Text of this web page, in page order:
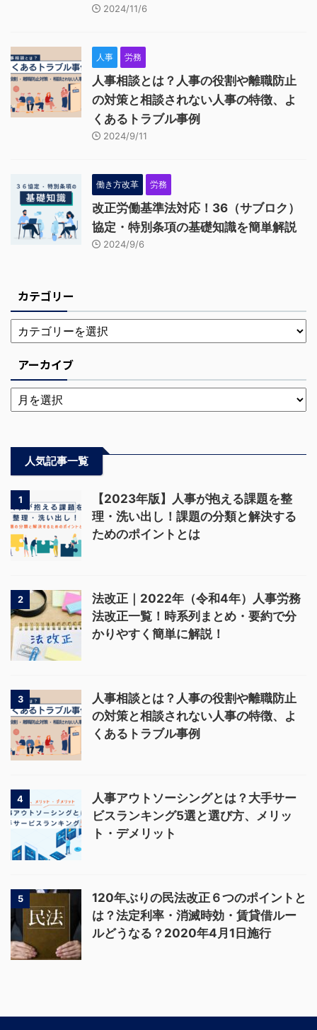
2024/11/6
人事 労務
人事相談とは？人事の役割や離職防止
の対策と相談されない人事の特徴、よ
くあるトラブル事例
2024/9/11
働き方改革 労務
改正労働基準法対応！36（サブロク）
協定・特別条項の基礎知識を簡単解説
2024/9/6
カテゴリー
アーカイブ
人気記事一覧
1
【2023年版】人事が抱える課題を整
理・洗い出し！課題の分類と解決する
ためのポイントとは
2
法改正｜2022年（令和4年）人事労務
法改正一覧！時系列まとめ・要約で分
かりやすく簡単に解説！
3
人事相談とは？人事の役割や離職防止
の対策と相談されない人事の特徴、よ
くあるトラブル事例
4
人事アウトソーシングとは？大手サー
ビスランキング5選と選び方、メリッ
ト・デメリット
5
120年ぶりの民法改正６つのポイントと
は？法定利率・消滅時効・賃貸借ルー
ルどうなる？2020年4月1日施行